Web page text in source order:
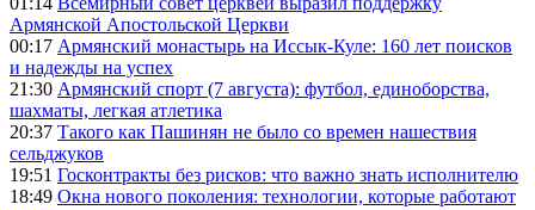
Армянской Апостольской Церкви
00:17 Армянский монастырь на Иссык-Куле: 160 лет поисков
и надежды на успех
21:30 Армянский спорт (7 августа): футбол, единоборства,
шахматы, легкая атлетика
20:37 Такого как Пашинян не было со времен нашествия
сельджуков
19:51 Госконтракты без рисков: что важно знать исполнителю
18:49 Окна нового поколения: технологии, которые работают